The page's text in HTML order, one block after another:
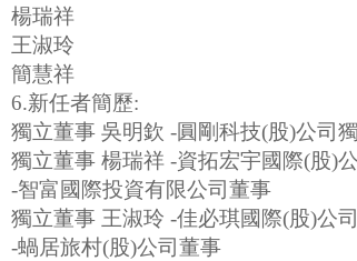
楊瑞祥
王淑玲
簡慧祥
6.新任者簡歷:
獨立董事 吳明欽 -圓剛科技(股)公司
獨立董事 楊瑞祥 -資拓宏宇國際(股)
-智富國際投資有限公司董事
獨立董事 王淑玲 -佳必琪國際(股)公
-蝸居旅村(股)公司董事